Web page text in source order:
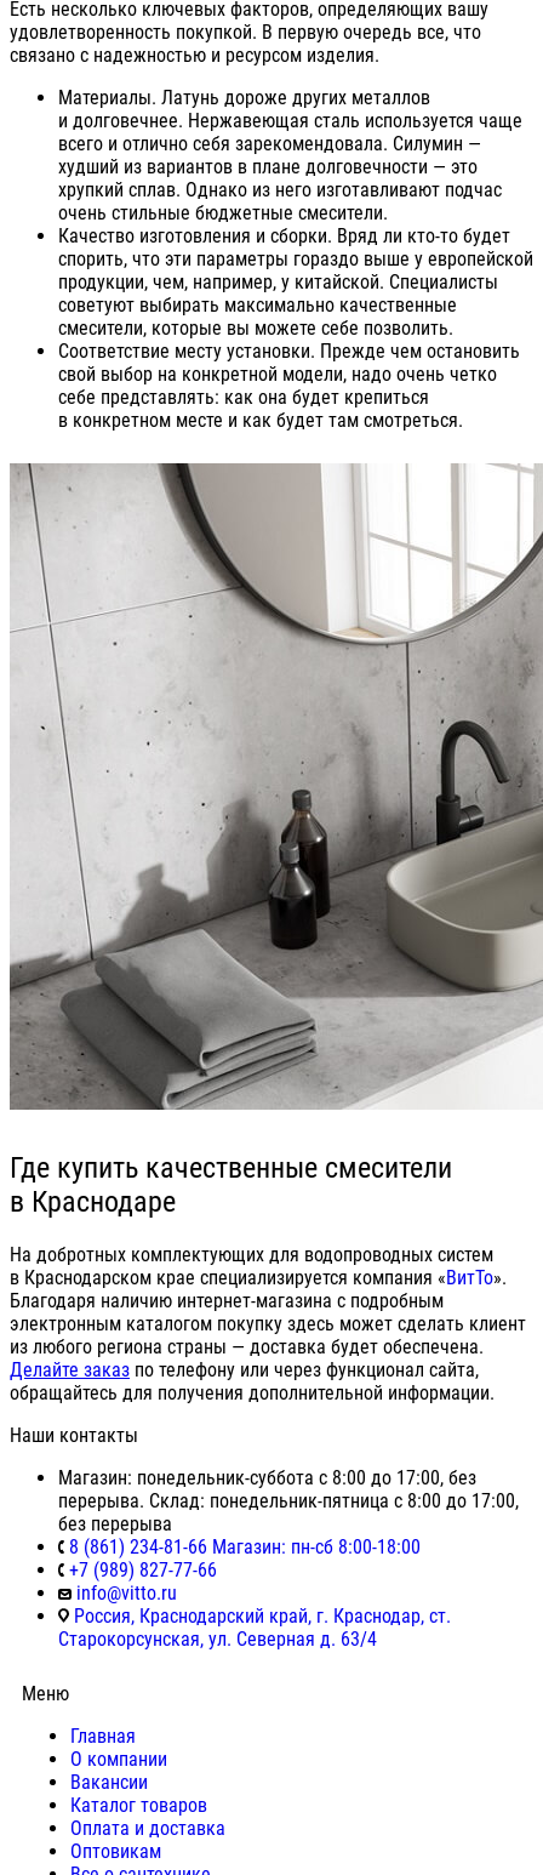
Есть несколько ключевых факторов, определяющих вашу
удовлетворенность покупкой. В первую очередь все, что
связано с надежностью и ресурсом изделия.
Материалы. Латунь дороже других металлов
и долговечнее. Нержавеющая сталь используется чаще
всего и отлично себя зарекомендовала. Силумин —
худший из вариантов в плане долговечности — это
хрупкий сплав. Однако из него изготавливают подчас
очень стильные бюджетные смесители.
Качество изготовления и сборки. Вряд ли кто-то будет
спорить, что эти параметры гораздо выше у европейской
продукции, чем, например, у китайской. Специалисты
советуют выбирать максимально качественные
смесители, которые вы можете себе позволить.
Соответствие месту установки. Прежде чем остановить
свой выбор на конкретной модели, надо очень четко
себе представлять: как она будет крепиться
в конкретном месте и как будет там смотреться.
Где купить качественные смесители
в Краснодаре
На добротных комплектующих для водопроводных систем
в Краснодарском крае специализируется компания «ВитТо».
Благодаря наличию интернет-магазина с подробным
электронным каталогом покупку здесь может сделать клиент
из любого региона страны — доставка будет обеспечена.
Делайте заказ по телефону или через функционал сайта,
обращайтесь для получения дополнительной информации.
Наши контакты
Магазин: понедельник-суббота с 8:00 до 17:00, без
перерыва. Склад: понедельник-пятница с 8:00 до 17:00,
без перерыва
8 (861) 234-81-66 Магазин: пн-сб 8:00-18:00
+7 (989) 827-77-66
info@vitto.ru
Россия, Краснодарский край, г. Краснодар, ст.
Старокорсунская, ул. Северная д. 63/4
Меню
Главная
О компании
Вакансии
Каталог товаров
Оплата и доставка
Оптовикам